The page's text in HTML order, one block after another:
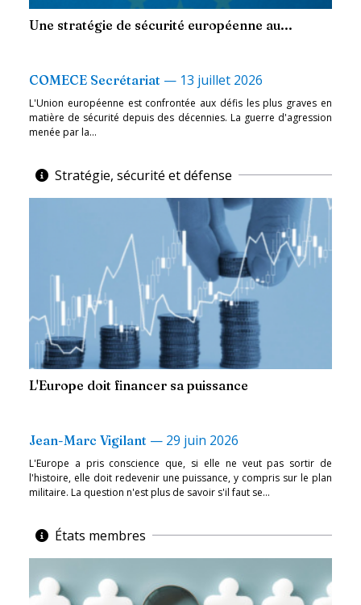
Une stratégie de sécurité européenne au...
COMECE Secrétariat — 13 juillet 2026
L'Union européenne est confrontée aux défis les plus graves en
matière de sécurité depuis des décennies. La guerre d'agression
menée par la...
Stratégie, sécurité et défense
L'Europe doit financer sa puissance
Jean-Marc Vigilant — 29 juin 2026
L'Europe a pris conscience que, si elle ne veut pas sortir de
l'histoire, elle doit redevenir une puissance, y compris sur le plan
militaire. La question n'est plus de savoir s'il faut se...
États membres